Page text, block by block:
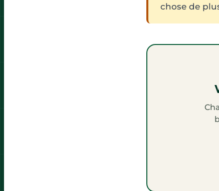
chose de